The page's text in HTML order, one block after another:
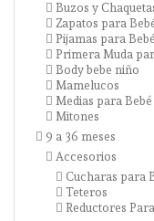
Buzos y
Zapatos para
Pijamas para
Primera Muda
Body bebe niño
Mamelucos
Medias para
Mitones
9 a 36 meses
Accesorios
Cucharas para
Teteros
Reductores